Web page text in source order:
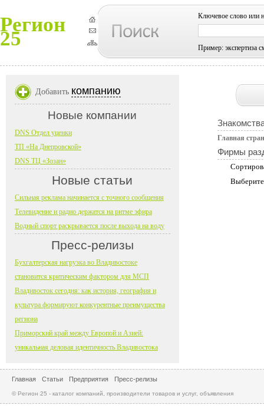
Регион
25
Ключевое слово или
Пример: экспертиза
Главная
Фирмы
Добавить компанию
Новые компании
DNS Отдел уценки
ТП «На Днепровской»
DNS ТЦ «Зозан»
Новые статьи
Сильная реклама начинается с точного сообщения
Телевидение и радио держатся на ритме эфира
Водный спорт раскрывается после выхода на воду
Пресс-релизы
Бухгалтерская нагрузка во Владивостоке
становится критическим фактором для МСП
Владивосток сегодня: как история, география и
культура формируют конкурентные преимущества
региона
Приморский край между Европой и Азией:
уникальная деловая идентичность Владивостока
Главная Статьи Предприятия Пресс-релизы
© Регион 25 - каталог компаний, производители товаров и услуг, объявления